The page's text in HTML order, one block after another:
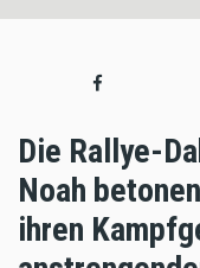
Die Rallye-
Noah
ihren